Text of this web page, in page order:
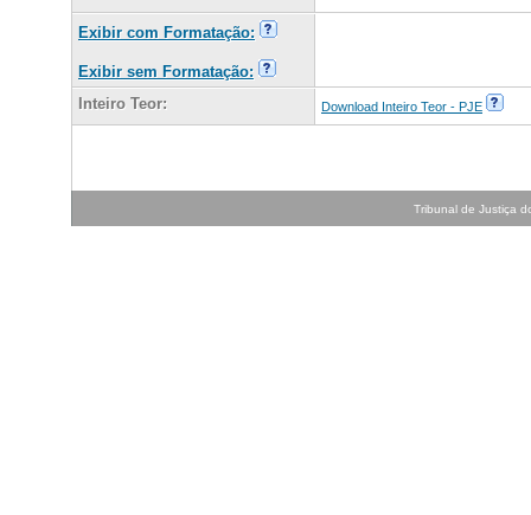
Exibir com Formatação:
Exibir sem Formatação:
Inteiro Teor:
Download Inteiro Teor - PJE
Tribunal de Justiça